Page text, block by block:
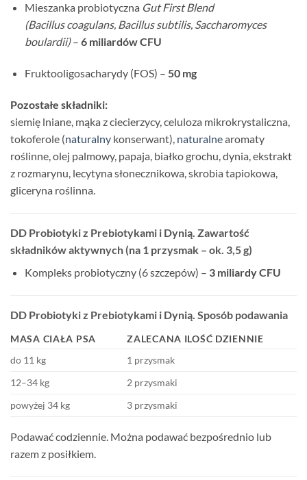
Mieszanka probiotyczna Gut First Blend
(Bacillus coagulans, Bacillus subtilis, Saccharomyces
boulardii)– 6 miliardów CFU
Fruktooligosacharydy (FOS) – 50 mg
Pozostałe składniki:
siemię lniane, mąka z ciecierzycy, celuloza mikrokrystaliczna,
tokoferole (naturalny konserwant), naturalnearomaty
roślinne, olej palmowy, papaja, białko grochu, dynia, ekstrakt
z rozmarynu, lecytyna słonecznikowa, skrobia tapiokowa,
gliceryna roślinna.
DD Probiotyki z Prebiotykami i Dynią. Zawartość
składników aktywnych (na 1 przysmak – ok. 3,5 g)
Kompleks probiotyczny (6 szczepów) – 3 miliardy CFU
DD Probiotyki z Prebiotykami i Dynią. Sposób podawania
MASA CIAŁA PSA
ZALECANA ILOŚĆ DZIENNIE
do 11 kg
1 przysmak
12–34 kg
2 przysmaki
powyżej 34 kg
3 przysmaki
Podawać codziennie. Można podawać bezpośrednio lub
razem z posiłkiem.